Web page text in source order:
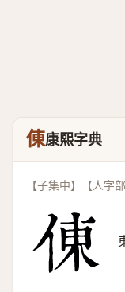
倲康熙字典
【子集中】【人字